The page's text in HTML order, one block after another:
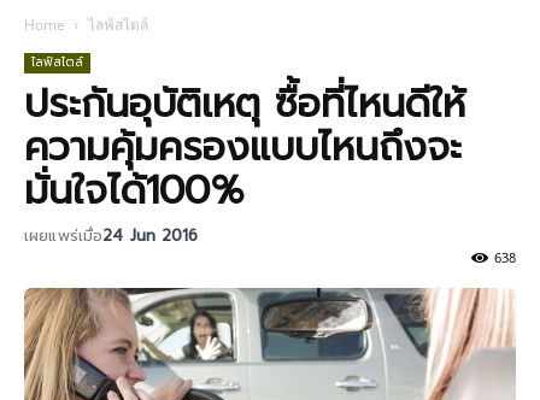
Home ไลฟ์สไตล์
ไลฟ์สไตล์
ประกันอุบัติเหตุ ซื้อที่ไหนดีให้
ความคุ้มครองแบบไหนถึงจะ
มั่นใจได้100%
เผยแพร่เมื่อ24 Jun 2016
638